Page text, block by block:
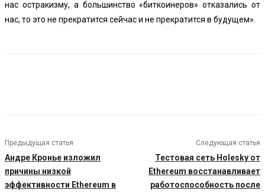
нас остракизму, а большинство «биткоинеров» отказались от
нас, то это не прекратится сейчас и не прекратится в будущем».
Предыдущая статья
Андре Кронье изложил
причины низкой
эффективности Ethereum в
Следующая статья
Тестовая сеть Holesky от
Ethereum восстанавливает
работоспособность после